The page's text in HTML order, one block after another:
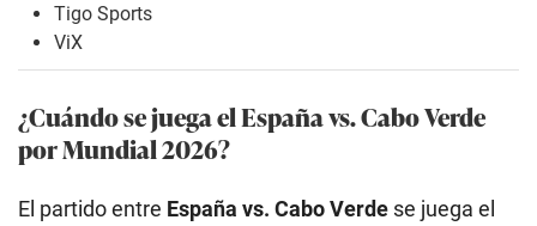
Tigo Sports
ViX
¿Cuándo se juega el España vs. Cabo Verde
por Mundial 2026?
El partido entre España vs. Cabo Verde se juega el